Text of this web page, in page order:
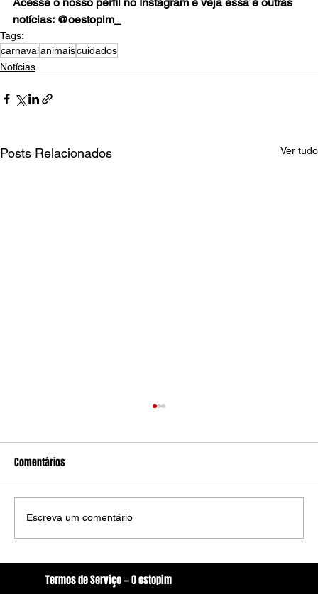
notícias: @oestopim_
Tags:
carnavalanimaiscuidados
Notícias
Posts Relacionados Ver tudo
Ministro Dias Tóffoli mantem composição da
Câmara de Arcoverde com 10 vereadores
Comentários
Escreva um comentário
Termos de Serviço — O estopim